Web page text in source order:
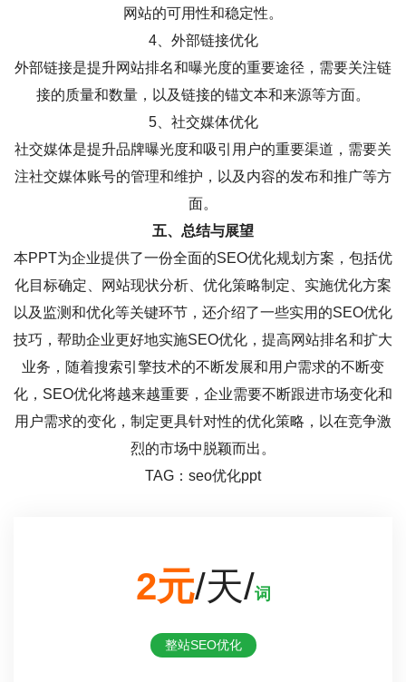
网站的可用性和稳定性。
4、外部链接优化
外部链接是提升网站排名和曝光度的重要途径，需要关注链
接的质量和数量，以及链接的锚文本和来源等方面。
5、社交媒体优化
社交媒体是提升品牌曝光度和吸引用户的重要渠道，需要关
注社交媒体账号的管理和维护，以及内容的发布和推广等方
面。
五、总结与展望
本PPT为企业提供了一份全面的SEO优化规划方案，包括优
化目标确定、网站现状分析、优化策略制定、实施优化方案
以及监测和优化等关键环节，还介绍了一些实用的SEO优化
技巧，帮助企业更好地实施SEO优化，提高网站排名和扩大
业务，随着搜索引擎技术的不断发展和用户需求的不断变
化，SEO优化将越来越重要，企业需要不断跟进市场变化和
用户需求的变化，制定更具针对性的优化策略，以在竞争激
烈的市场中脱颖而出。
TAG：seo优化ppt
2元/天/词
整站SEO优化